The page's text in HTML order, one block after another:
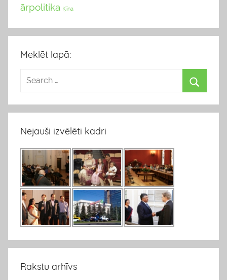
ārpolitika Ķīna
Meklēt lapā:
Nejauši izvēlēti kadri
Rakstu arhīvs